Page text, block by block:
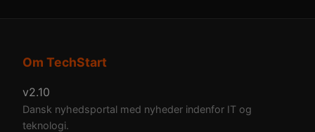
Om TechStart
v2.10
Dansk nyhedsportal med nyheder indenfor IT og
teknologi.